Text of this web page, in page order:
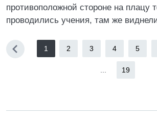
противоположной стороне на плацу
проводились учения, там же
1 2 3 4 5
19